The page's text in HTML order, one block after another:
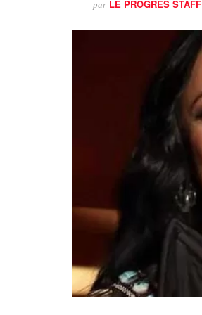
par LE PROGRES STAFF